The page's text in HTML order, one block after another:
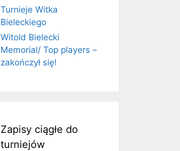
Turnieje Witka
Bieleckiego
Witold Bielecki
Memorial/ Top players –
zakończył się!
Zapisy ciągłe do
turniejów